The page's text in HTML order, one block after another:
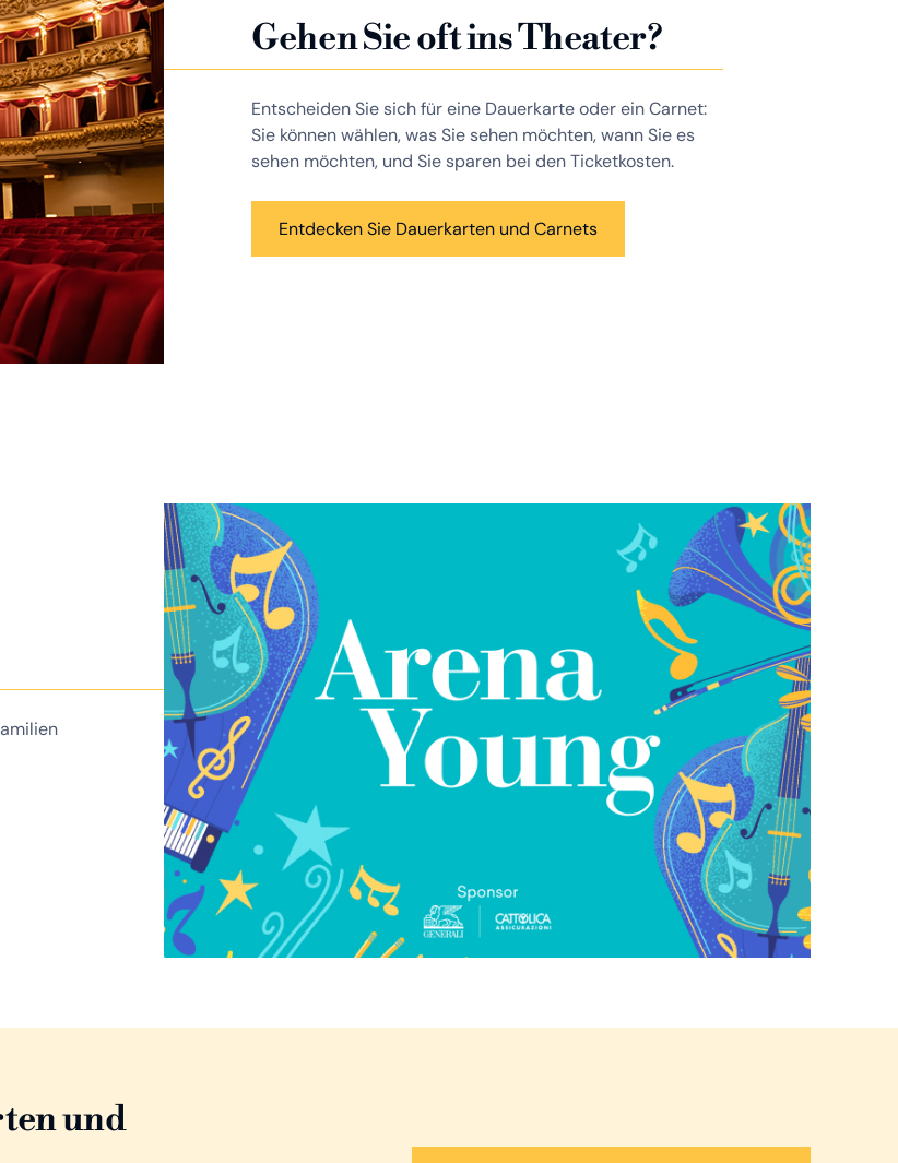
Gehen Sie oft ins Theater?
Entscheiden Sie sich für eine Dauerkarte oder ein Carnet:
Sie können wählen, was Sie sehen möchten, wann Sie es
sehen möchten, und Sie sparen bei den Ticketkosten.
Entdecken Sie Dauerkarten und Carnets
und